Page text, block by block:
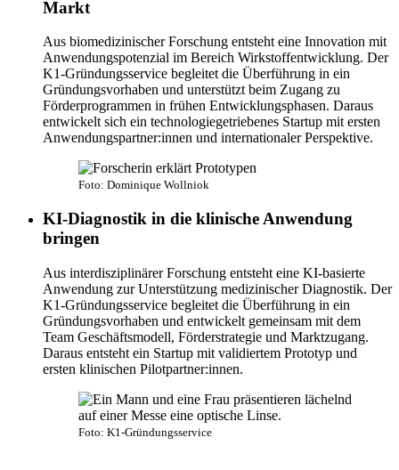
Markt
Aus biomedizinischer Forschung entsteht eine Innovation mit
Anwendungspotenzial im Bereich Wirkstoffentwicklung. Der
K1-Gründungsservice begleitet die Überführung in ein
Gründungsvorhaben und unterstützt beim Zugang zu
Förderprogrammen in frühen Entwicklungsphasen. Daraus
entwickelt sich ein technologiegetriebenes Startup mit ersten
Anwendungspartner:innen und internationaler Perspektive.
Foto: Dominique Wollniok
KI-Diagnostik in die klinische Anwendung
bringen
Aus interdisziplinärer Forschung entsteht eine KI-basierte
Anwendung zur Unterstützung medizinischer Diagnostik. Der
K1-Gründungsservice begleitet die Überführung in ein
Gründungsvorhaben und entwickelt gemeinsam mit dem
Team Geschäftsmodell, Förderstrategie und Marktzugang.
Daraus entsteht ein Startup mit validiertem Prototyp und
ersten klinischen Pilotpartner:innen.
Foto: K1-Gründungsservice